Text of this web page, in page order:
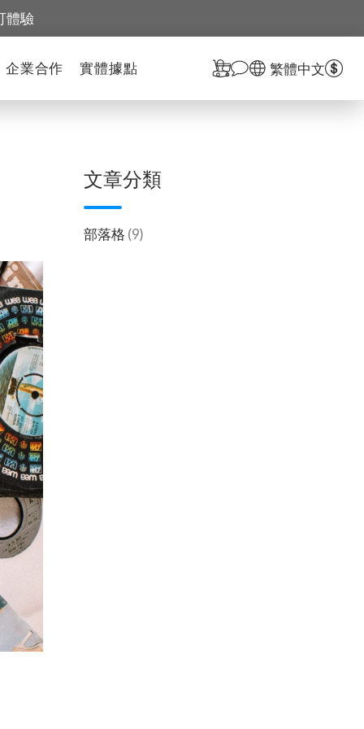
體驗
企業合作 實體據點 繁體中文
文章分類
部落格 (9)